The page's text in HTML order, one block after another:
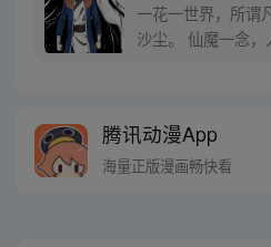
一花一世界，所谓
沙尘。 仙魔一念
腾讯动漫App
海量正版漫画畅快看